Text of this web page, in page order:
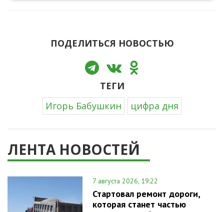
ПОДЕЛИТЬСЯ НОВОСТЬЮ
ТЕГИ
Игорь Бабушкин
цифра дня
ЛЕНТА НОВОСТЕЙ
7 августа 2026, 19:22
Стартовал ремонт дороги,
которая станет частью